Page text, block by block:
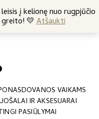
į kelionę nuo rugpjūčio
greito! 💛Atšaukti
Eur +370 682 57369
DOVANOS VAIKAMS
IR AKSESUARAI
PASIŪLYMAI